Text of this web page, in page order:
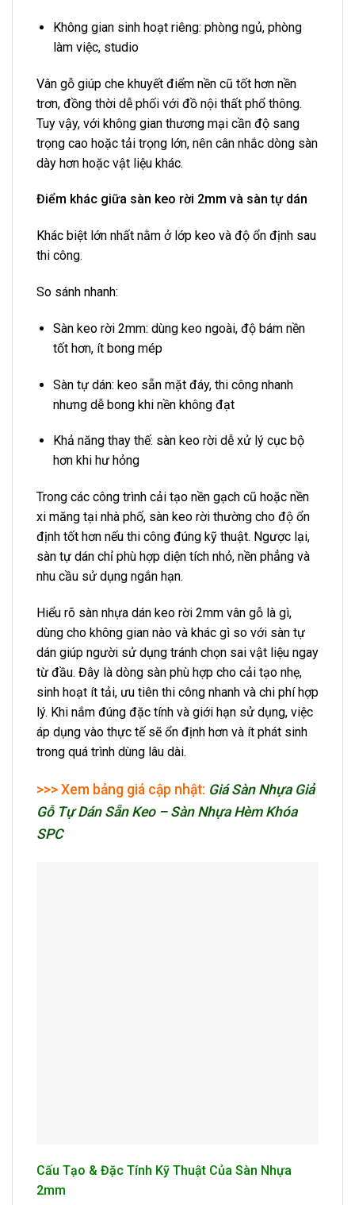
Không gian sinh hoạt riêng: phòng ngủ, phòng
làm việc, studio
Vân gỗ giúp che khuyết điểm nền cũ tốt hơn nền
trơn, đồng thời dễ phối với đồ nội thất phổ thông.
Tuy vậy, với không gian thương mại cần độ sang
trọng cao hoặc tải trọng lớn, nên cân nhắc dòng sàn
dày hơn hoặc vật liệu khác.
Điểm khác giữa sàn keo rời 2mm và sàn tự dán
Khác biệt lớn nhất nằm ở lớp keo và độ ổn định sau
thi công.
So sánh nhanh:
Sàn keo rời 2mm: dùng keo ngoài, độ bám nền
tốt hơn, ít bong mép
Sàn tự dán: keo sẵn mặt đáy, thi công nhanh
nhưng dễ bong khi nền không đạt
Khả năng thay thế: sàn keo rời dễ xử lý cục bộ
hơn khi hư hỏng
Trong các công trình cải tạo nền gạch cũ hoặc nền
xi măng tại nhà phố, sàn keo rời thường cho độ ổn
định tốt hơn nếu thi công đúng kỹ thuật. Ngược lại,
sàn tự dán chỉ phù hợp diện tích nhỏ, nền phẳng và
nhu cầu sử dụng ngắn hạn.
Hiểu rõ sàn nhựa dán keo rời 2mm vân gỗ là gì,
dùng cho không gian nào và khác gì so với sàn tự
dán giúp người sử dụng tránh chọn sai vật liệu ngay
từ đầu. Đây là dòng sàn phù hợp cho cải tạo nhẹ,
sinh hoạt ít tải, ưu tiên thi công nhanh và chi phí hợp
lý. Khi nắm đúng đặc tính và giới hạn sử dụng, việc
áp dụng vào thực tế sẽ ổn định hơn và ít phát sinh
trong quá trình dùng lâu dài.
>>> Xem bảng giá cập nhật: Giá Sàn Nhựa Giả
Gỗ Tự Dán Sẵn Keo – Sàn Nhựa Hèm Khóa
SPC
Cấu Tạo & Đặc Tính Kỹ Thuật Của Sàn Nhựa
2mm